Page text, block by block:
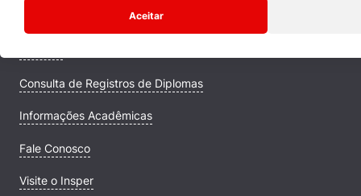
Aceitar
Comunidade Transforme
Consulta de Registros de Diplomas
Informações Acadêmicas
Fale Conosco
Visite o Insper